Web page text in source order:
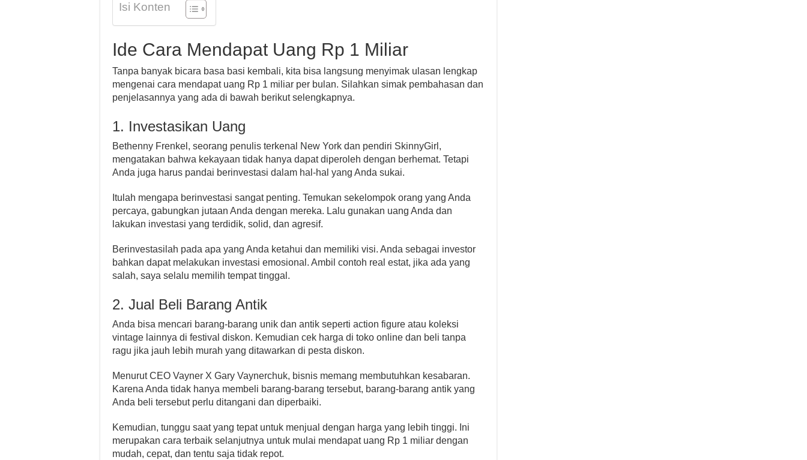
Isi Konten
Ide Cara Mendapat Uang Rp 1 Miliar
Tanpa banyak bicara basa basi kembali, kita bisa langsung menyimak ulasan lengkap
mengenai cara mendapat uang Rp 1 miliar per bulan. Silahkan simak pembahasan dan
penjelasannya yang ada di bawah berikut selengkapnya.
1. Investasikan Uang
Bethenny Frenkel, seorang penulis terkenal New York dan pendiri SkinnyGirl,
mengatakan bahwa kekayaan tidak hanya dapat diperoleh dengan berhemat. Tetapi
Anda juga harus pandai berinvestasi dalam hal-hal yang Anda sukai.
Itulah mengapa berinvestasi sangat penting. Temukan sekelompok orang yang Anda
percaya, gabungkan jutaan Anda dengan mereka. Lalu gunakan uang Anda dan
lakukan investasi yang terdidik, solid, dan agresif.
Berinvestasilah pada apa yang Anda ketahui dan memiliki visi. Anda sebagai investor
bahkan dapat melakukan investasi emosional. Ambil contoh real estat, jika ada yang
salah, saya selalu memilih tempat tinggal.
2. Jual Beli Barang Antik
Anda bisa mencari barang-barang unik dan antik seperti action figure atau koleksi
vintage lainnya di festival diskon. Kemudian cek harga di toko online dan beli tanpa
ragu jika jauh lebih murah yang ditawarkan di pesta diskon.
Menurut CEO Vayner X Gary Vaynerchuk, bisnis memang membutuhkan kesabaran.
Karena Anda tidak hanya membeli barang-barang tersebut, barang-barang antik yang
Anda beli tersebut perlu ditangani dan diperbaiki.
Kemudian, tunggu saat yang tepat untuk menjual dengan harga yang lebih tinggi. Ini
merupakan cara terbaik selanjutnya untuk mulai mendapat uang Rp 1 miliar dengan
mudah, cepat, dan tentu saja tidak repot.